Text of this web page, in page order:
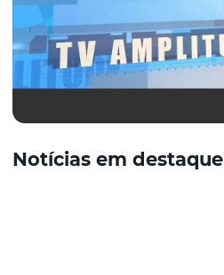
Notícias em destaque